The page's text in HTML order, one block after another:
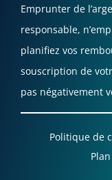
Emprunter de
responsable,
planifiez vos
souscription de
pas négativement
Politique de